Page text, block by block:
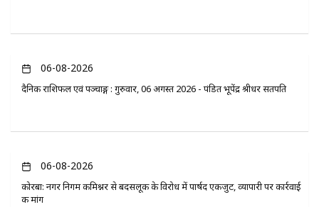
06-08-2026
दैनिक राशिफल एवं पञ्चाङ्ग : गुरुवार, 06 अगस्त 2026 - पंडित भूपेंद्र श्रीधर सतपति
06-08-2026
कोरबा: नगर निगम कमिश्नर से बदसलूकी के विरोध में पार्षद एकजुट, व्यापारी पर कार्रवाई
की मांग